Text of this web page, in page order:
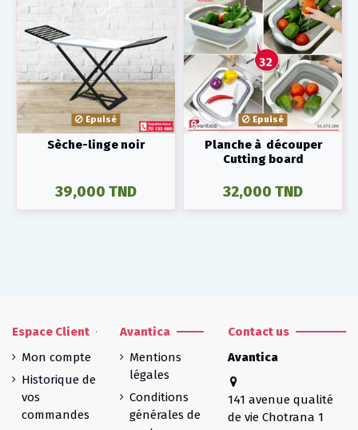
Epuisé
Sèche-linge noir
39,000 TND
Epuisé
Planche à découper
Cutting board
32,000 TND
Espace Client
Mon compte
Historique de
vos
commandes
Avantica
Mentions
légales
Conditions
générales de
Contact us
Avantica
141 avenue qualité
de vie Chotrana 1